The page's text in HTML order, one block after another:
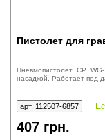
Пистолет для
Пневмопистолет CP
насадкой. Работает под
арт. 112507-6857
407 грн.